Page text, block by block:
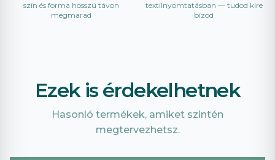
szín és forma hosszú távon
megmarad
textilnyomtatásban — tudod kire
bízod
Ezek is érdekelhetnek
Hasonló termékek, amiket szintén
megtervezhetsz.